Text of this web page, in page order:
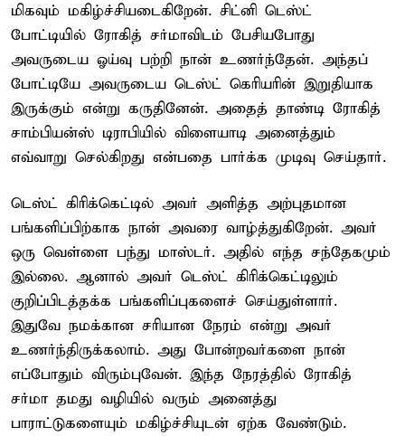
மிகவும் மகிழ்ச்சியடைகிறேன். சிட்னி டெஸ்ட்
போட்டியில் ரோகித் சர்மாவிடம் பேசியபோது
அவருடைய ஓய்வு பற்றி நான் உணர்ந்தேன். அந்தப்
போட்டியே அவருடைய டெஸ்ட் கெரியரின் இறுதியாக
இருக்கும் என்று கருதினேன். அதைத் தாண்டி ரோகித்
சாம்பியன்ஸ் டிராபியில் விளையாடி அனைத்தும்
எவ்வாறு செல்கிறது என்பதை பார்க்க முடிவு செய்தார்.
டெஸ்ட் கிரிக்கெட்டில் அவர் அளித்த அற்புதமான
பங்களிப்பிற்காக நான் அவரை வாழ்த்துகிறேன். அவர்
ஒரு வெள்ளை பந்து மாஸ்டர். அதில் எந்த சந்தேகமும்
இல்லை. ஆனால் அவர் டெஸ்ட் கிரிக்கெட்டிலும்
குறிப்பிடத்தக்க பங்களிப்புகளைச் செய்துள்ளார்.
இதுவே நமக்கான சரியான நேரம் என்று அவர்
உணர்ந்திருக்கலாம். அது போன்றவர்களை நான்
எப்போதும் விரும்புவேன். இந்த நேரத்தில் ரோகித்
சர்மா தமது வழியில் வரும் அனைத்து
பாராட்டுகளையும் மகிழ்ச்சியுடன் ஏற்க வேண்டும்.